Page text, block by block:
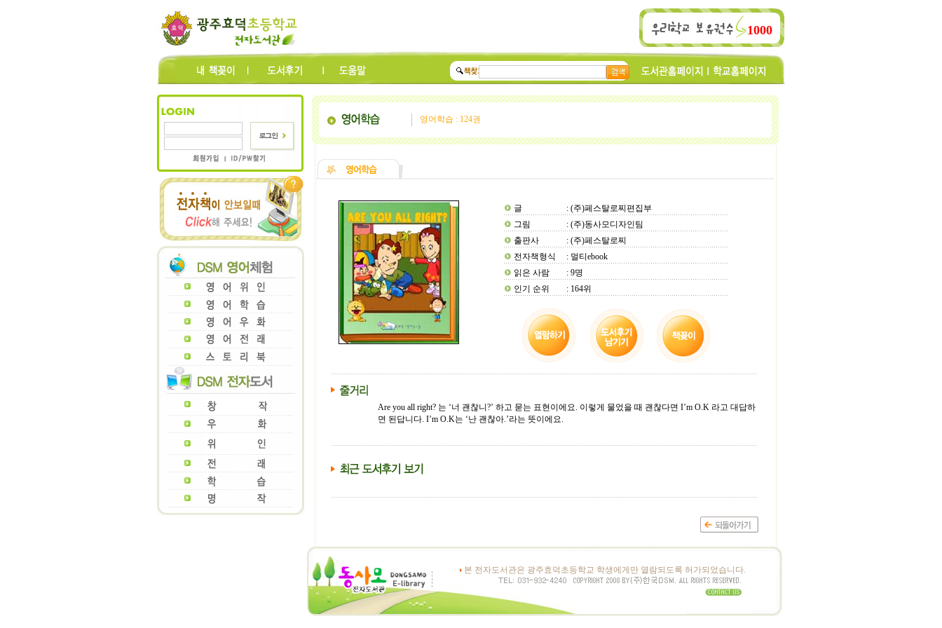
1000
영어학습 : 124권
글
: (주)페스탈로찌편집부
그림
: (주)동사모디자인팀
출판사
: (주)페스탈로찌
전자책형식
: 멀티ebook
읽은 사람
: 9명
인기 순위
: 164위
Are you all right? 는 ‘너 괜찮니?’ 하고 묻는 표현이에요. 이렇게 물었을 때 괜찮다면 I’m O.K 라고 대답하
면 된답니다. I’m O.K는 ‘난 괜찮아.’라는 뜻이에요.
본 전자도서관은 광주효덕초등학교 학생에게만 열람되도록 허가되었습니다.